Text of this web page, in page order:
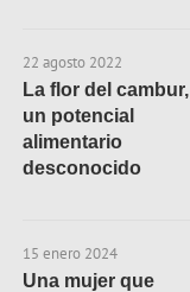
22 agosto 2022
La flor del cambur,
un potencial
alimentario
desconocido
15 enero 2024
Una mujer que